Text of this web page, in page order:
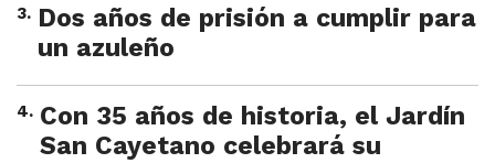
3. Dos años de prisión a cumplir para
un azuleño
4. Con 35 años de historia, el Jardín
San Cayetano celebrará su